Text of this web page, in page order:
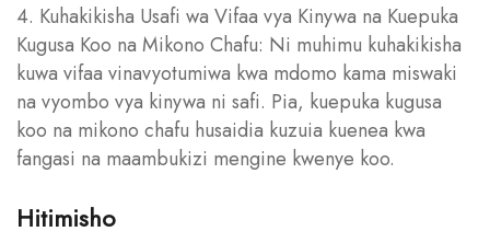
4. Kuhakikisha Usafi wa Vifaa vya Kinywa na Kuepuka
Kugusa Koo na Mikono Chafu: Ni muhimu kuhakikisha
kuwa vifaa vinavyotumiwa kwa mdomo kama miswaki
na vyombo vya kinywa ni safi. Pia, kuepuka kugusa
koo na mikono chafu husaidia kuzuia kuenea kwa
fangasi na maambukizi mengine kwenye koo.
Hitimisho